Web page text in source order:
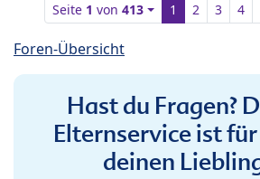
Seite 1 von413 1 2 3 4
Foren-Übersicht
Hast du Fragen?
Elternservice ist
deinen